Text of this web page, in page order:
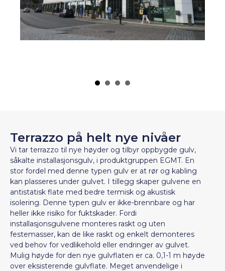
Terrazzo på helt nye nivåer
Vi tar terrazzo til nye høyder og tilbyr oppbygde gulv,
såkalte installasjonsgulv, i produktgruppen EGMT. En
stor fordel med denne typen gulv er at rør og kabling
kan plasseres under gulvet. I tillegg skaper gulvene en
antistatisk flate med bedre termisk og akustisk
isolering. Denne typen gulv er ikke-brennbare og har
heller ikke risiko for fuktskader. Fordi
installasjonsgulvene monteres raskt og uten
festemasser, kan de like raskt og enkelt demonteres
ved behov for vedlikehold eller endringer av gulvet.
Mulig høyde for den nye gulvflaten er ca. 0,1-1 m høyde
over eksisterende gulvflate. Meget anvendelige i